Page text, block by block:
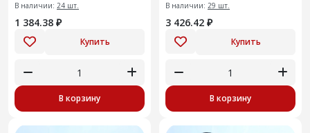
В наличии: 24 шт.
1 384.38 ₽
Купить
В корзину
В наличии: 29 шт.
3 426.42 ₽
Купить
В корзину